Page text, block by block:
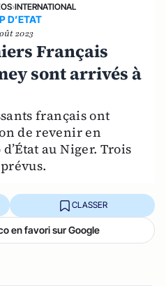
›INTERNATIONAL
D’ETAT
2023
Français
sont arrivés à
français ont
de revenir en
au Niger. Trois
CLASSER
en favori sur Google